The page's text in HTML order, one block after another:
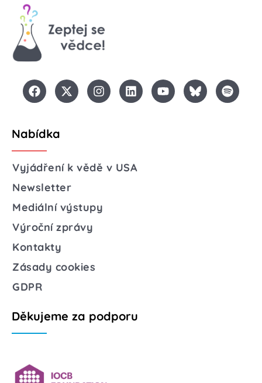
Nabídka
Vyjádření k vědě v USA
Newsletter
Mediální výstupy
Výroční zprávy
Kontakty
Zásady cookies
GDPR
Děkujeme za podporu